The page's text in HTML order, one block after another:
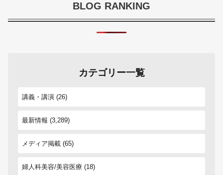
BLOG RANKING
カテゴリー一覧
講義・講演 (26)
最新情報 (3,289)
メディア掲載 (65)
婦人科美容/美容医療 (18)